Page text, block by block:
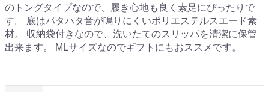
のトングタイプなので、履き心地も良く素足にぴったりで
す。 底はパタパタ音が鳴りにくいポリエステルスエード素
材。 収納袋付きなので、洗いたてのスリッパを清潔に保管
出来ます。 MLサイズなのでギフトにもおススメです。